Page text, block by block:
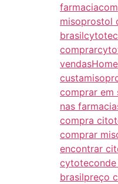
farmacia
misoprostol
brasil
comprar
vendasHome
custa
comprar em
nas
compra
comprar
encontrar
cytotec
brasilpreço